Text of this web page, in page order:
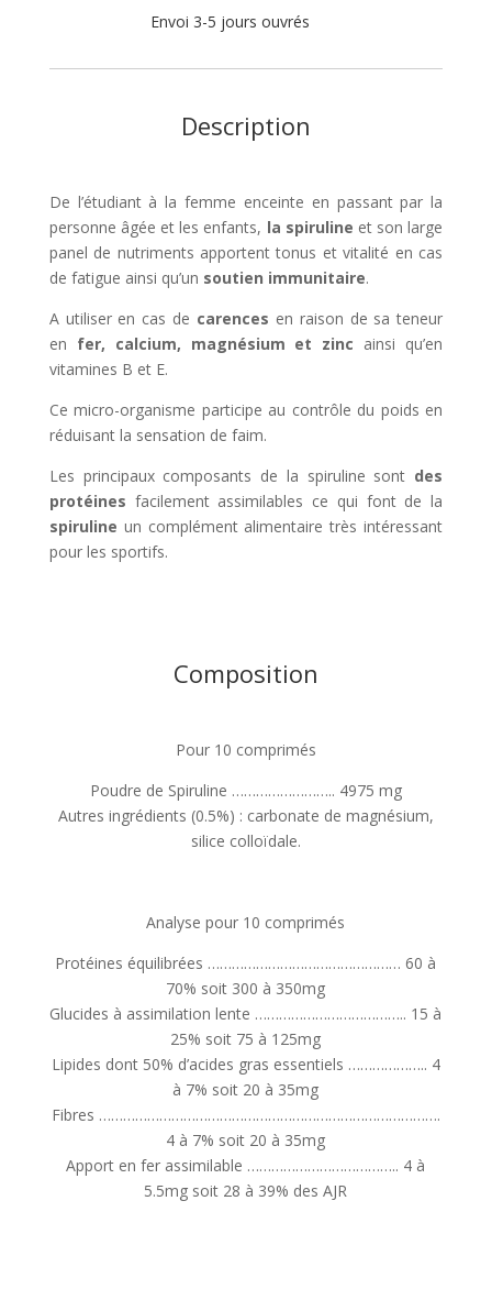
Envoi 3-5 jours ouvrés
Description
De l’étudiant à la femme enceinte en passant par la
personne âgée et les enfants, la spiruline et son large
panel de nutriments apportent tonus et vitalité en cas
de fatigue ainsi qu’un soutien immunitaire.
A utiliser en cas de carences en raison de sa teneur
en fer, calcium, magnésium et zinc ainsi qu’en
vitamines B et E.
Ce micro-organisme participe au contrôle du poids en
réduisant la sensation de faim.
Les principaux composants de la spiruline sont des
protéines facilement assimilables ce qui font de la
spiruline un complément alimentaire très intéressant
pour les sportifs.
Composition
Pour 10 comprimés
Poudre de Spiruline …………………….. 4975 mg
Autres ingrédients (0.5%) : carbonate de magnésium,
silice colloïdale.
Analyse pour 10 comprimés
Protéines équilibrées ………………………………………… 60 à
70% soit 300 à 350mg
Glucides à assimilation lente ……………………………….. 15 à
25% soit 75 à 125mg
Lipides dont 50% d’acides gras essentiels ……………….. 4
à 7% soit 20 à 35mg
Fibres ………………………………………………………………………….
4 à 7% soit 20 à 35mg
Apport en fer assimilable ……………………………….. 4 à
5.5mg soit 28 à 39% des AJR